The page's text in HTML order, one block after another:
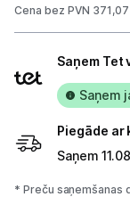
Blogs
Piegāde
Cena bez PVN
veidi
Saņem Tet
Saņem
Piegāde ar
Saņem
* Preču saņemšanas